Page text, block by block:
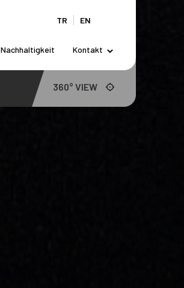
TR EN
Nachhaltigkeit Kontakt
360° VIEW